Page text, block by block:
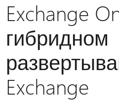
Exchange
гибридном
Exchange